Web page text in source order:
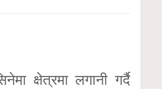
क्षेत्रमा लगानी गर्दै